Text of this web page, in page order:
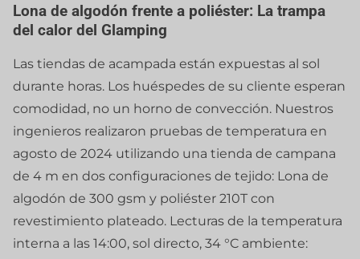
Lona de algodón frente a poliéster: La trampa
del calor del Glamping
Las tiendas de acampada están expuestas al sol
durante horas. Los huéspedes de su cliente esperan
comodidad, no un horno de convección. Nuestros
ingenieros realizaron pruebas de temperatura en
agosto de 2024 utilizando una tienda de campana
de 4 m en dos configuraciones de tejido: Lona de
algodón de 300 gsm y poliéster 210T con
revestimiento plateado. Lecturas de la temperatura
interna a las 14:00, sol directo, 34 °C ambiente: